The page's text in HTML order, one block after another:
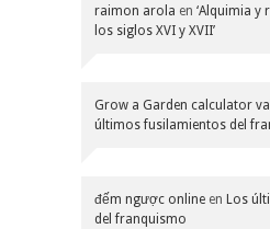
raimon arola en ‘Alquimia y
los siglos XVI y XVII’
Grow a Garden calculator
últimos fusilamientos del
đếm ngược online en Los
del franquismo